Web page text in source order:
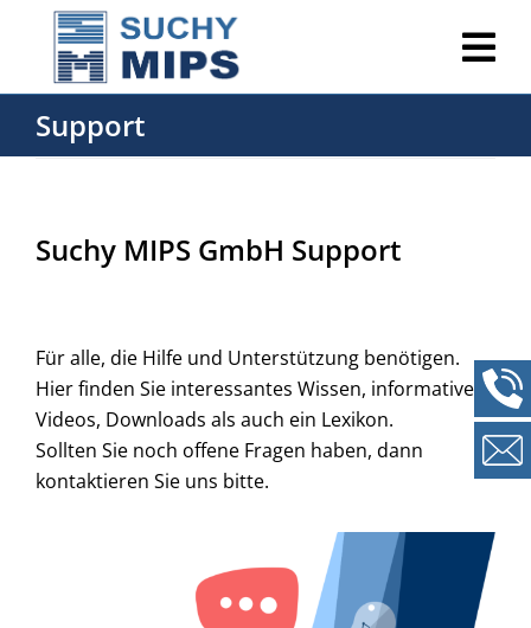
Support
Suchy MIPS GmbH Support
Für alle, die Hilfe und Unterstützung benötigen.
Hier finden Sie interessantes Wissen, informative
Videos, Downloads als auch ein Lexikon.
Sollten Sie noch offene Fragen haben, dann
kontaktieren Sie uns bitte.